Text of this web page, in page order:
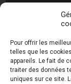
Pour offrir les
telles que les
appareils. Le fait de
traiter des données
uniques sur ce site.